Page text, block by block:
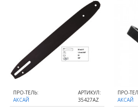
ПРО-ТЕЛЬ:
АКСАЙ
АРТИКУЛ:
35427AZ
ПРО-
АКСАЙ